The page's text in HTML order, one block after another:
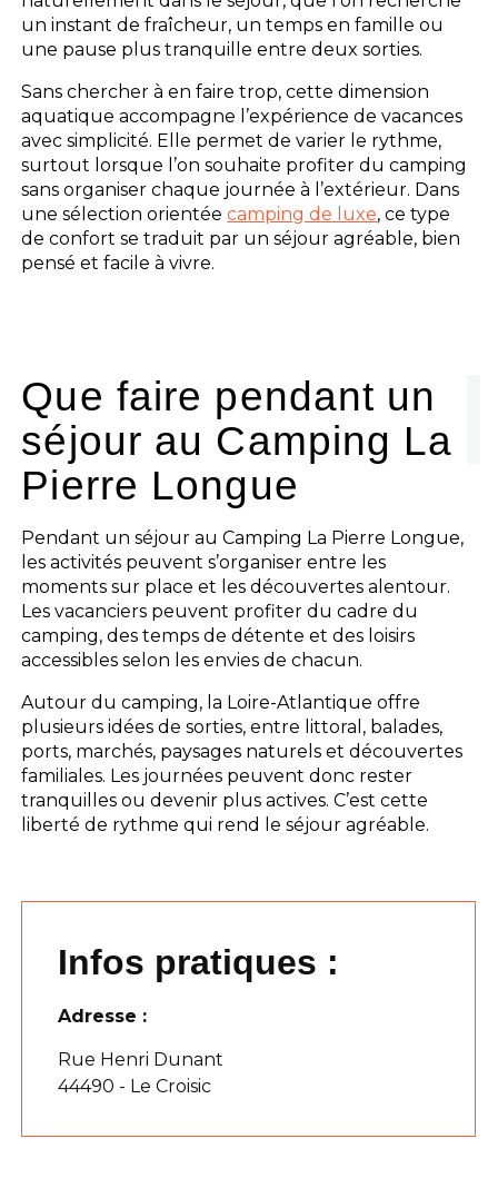
un instant de fraîcheur, un temps en famille ou
une pause plus tranquille entre deux sorties.
Sans chercher à en faire trop, cette dimension
aquatique accompagne l’expérience de vacances
avec simplicité. Elle permet de varier le rythme,
surtout lorsque l’on souhaite profiter du camping
sans organiser chaque journée à l’extérieur. Dans
une sélection orientéecamping de luxe, ce type
de confort se traduit par un séjour agréable, bien
pensé et facile à vivre.
Que faire pendant un
séjour au Camping La
Pierre Longue
Pendant un séjour au Camping La Pierre Longue,
les activités peuvent s’organiser entre les
moments sur place et les découvertes alentour.
Les vacanciers peuvent profiter du cadre du
camping, des temps de détente et des loisirs
accessibles selon les envies de chacun.
Autour du camping, la Loire-Atlantique offre
plusieurs idées de sorties, entre littoral, balades,
ports, marchés, paysages naturels et découvertes
familiales. Les journées peuvent donc rester
tranquilles ou devenir plus actives. C’est cette
liberté de rythme qui rend le séjour agréable.
Infos pratiques :
Adresse :
Rue Henri Dunant
44490 - Le Croisic